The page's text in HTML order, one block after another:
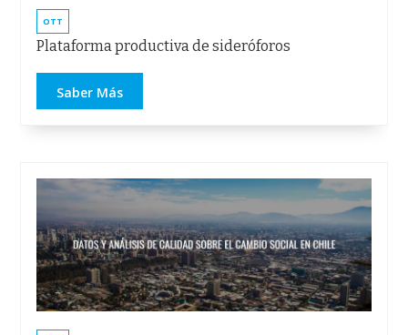
OTT
Plataforma productiva de sideróforos
Saber Más